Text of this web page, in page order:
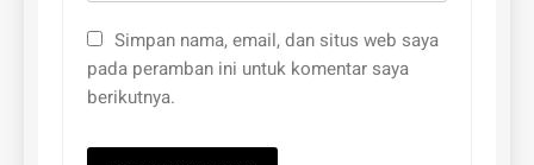
Simpan nama, email, dan situs web saya
pada peramban ini untuk komentar saya
berikutnya.